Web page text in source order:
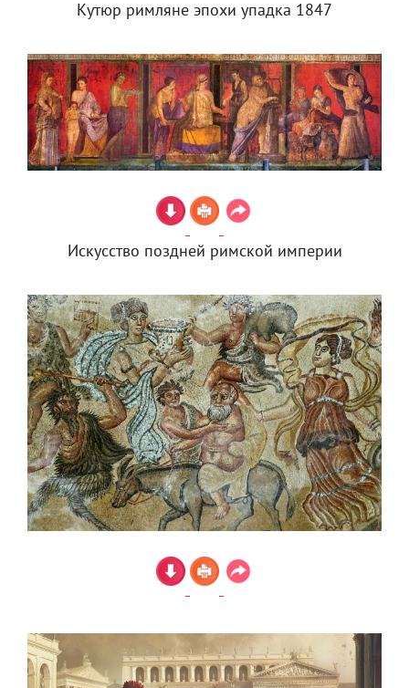
Кутюр римляне эпохи упадка 1847
Искусство поздней римской империи